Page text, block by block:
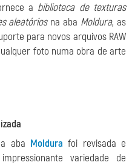
a biblioteca de texturas
aleatóriosna aba Moldura, as
para novos arquivos RAW
foto numa obra de arte
aba Moldura foi revisada e
variedade de